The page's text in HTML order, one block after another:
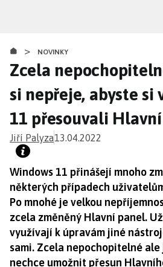
obsahu
> NOVINKY
Zcela
si nepřeje, abyste si
11 přesouvali
Jiří Palyza13.04.2022
Windows 11 přinášejí mnoho
některých případech
Po mnohé je velkou
zcela změněný Hlavní panel.
využívají k úpravám jiné
sami. Zcela nepochopitelné
nechce umožnit přesun